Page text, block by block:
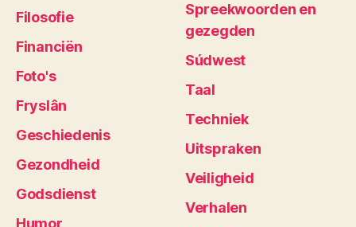
Filosofie
Financiën
Foto's
Fryslân
Geschiedenis
Gezondheid
Godsdienst
Humor
Spreekwoorden en
gezegden
Súdwest
Taal
Techniek
Uitspraken
Veiligheid
Verhalen